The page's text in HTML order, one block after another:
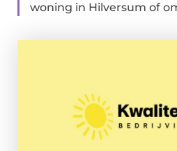
woning in Hilversum of